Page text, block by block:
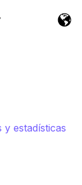
estadísticas